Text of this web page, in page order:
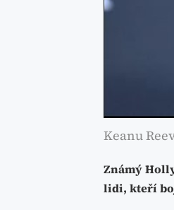
Keanu
Známý
lidi, kteří